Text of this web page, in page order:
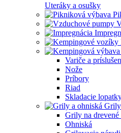
Uteráky a osušky
Variče a
Nože
Príbory
Riad
Skladacie
Grily
Grily na drevené
Ohniská